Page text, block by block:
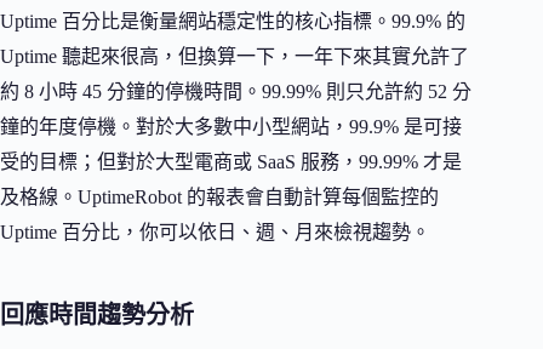
Uptime 百分比是衡量網站穩定性的核心指標。99.9% 的
Uptime 聽起來很高，但換算一下，一年下來其實允許了
約 8 小時 45 分鐘的停機時間。99.99% 則只允許約 52 分
鐘的年度停機。對於大多數中小型網站，99.9% 是可接
受的目標；但對於大型電商或 SaaS 服務，99.99% 才是
及格線。UptimeRobot 的報表會自動計算每個監控的
Uptime 百分比，你可以依日、週、月來檢視趨勢。
回應時間趨勢分析